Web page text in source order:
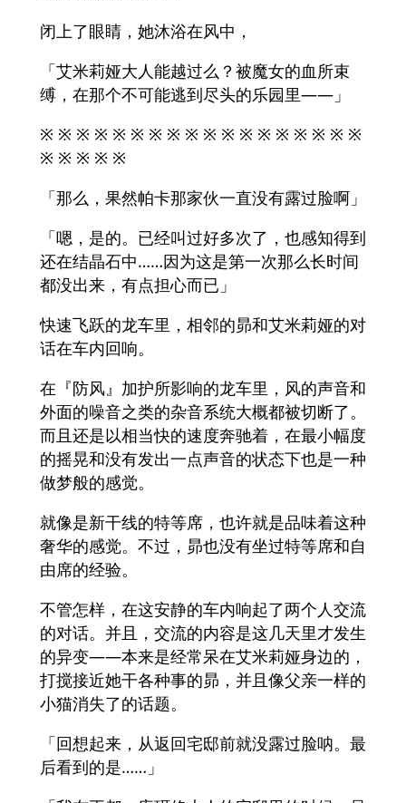
闭上了眼睛，她沐浴在风中，
「艾米莉娅大人能越过么？被魔女的血所束
缚，在那个不可能逃到尽头的乐园里――」
※ ※ ※ ※ ※ ※ ※ ※ ※ ※ ※ ※ ※ ※ ※ ※ ※ ※
※ ※ ※ ※ ※
「那么，果然帕卡那家伙一直没有露过脸啊」
「嗯，是的。已经叫过好多次了，也感知得到
还在结晶石中……因为这是第一次那么长时间
都没出来，有点担心而已」
快速飞跃的龙车里，相邻的昴和艾米莉娅的对
话在车内回响。
在『防风』加护所影响的龙车里，风的声音和
外面的噪音之类的杂音系统大概都被切断了。
而且还是以相当快的速度奔驰着，在最小幅度
的摇晃和没有发出一点声音的状态下也是一种
做梦般的感觉。
就像是新干线的特等席，也许就是品味着这种
奢华的感觉。不过，昴也没有坐过特等席和自
由席的经验。
不管怎样，在这安静的车内响起了两个人交流
的对话。并且，交流的内容是这几天里才发生
的异变――本来是经常呆在艾米莉娅身边的，
打搅接近她干各种事的昴，并且像父亲一样的
小猫消失了的话题。
「回想起来，从返回宅邸前就没露过脸呐。最
后看到的是……」